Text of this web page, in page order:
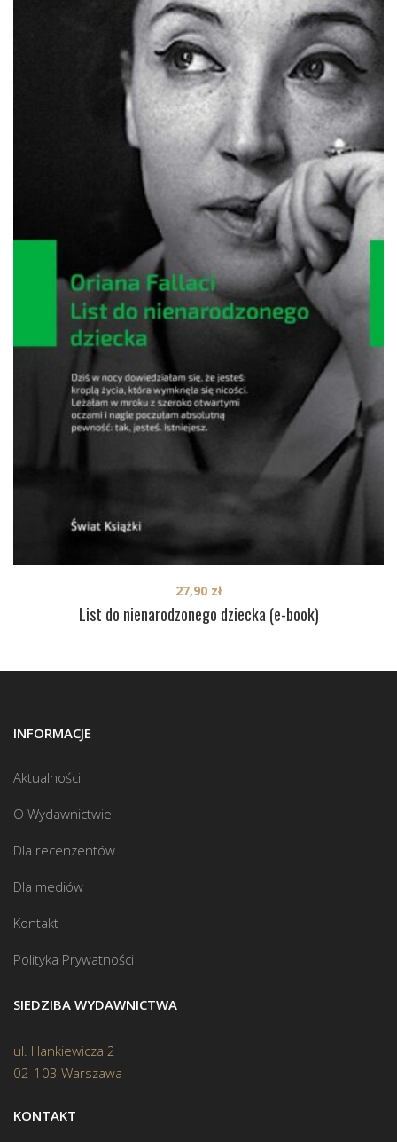
List do nienarodzonego dziecka (e-book)
27,90 zł
INFORMACJE
Aktualności
O Wydawnictwie
Dla recenzentów
Dla mediów
Kontakt
Polityka Prywatności
SIEDZIBA WYDAWNICTWA
ul. Hankiewicza 2
02-103 Warszawa
KONTAKT